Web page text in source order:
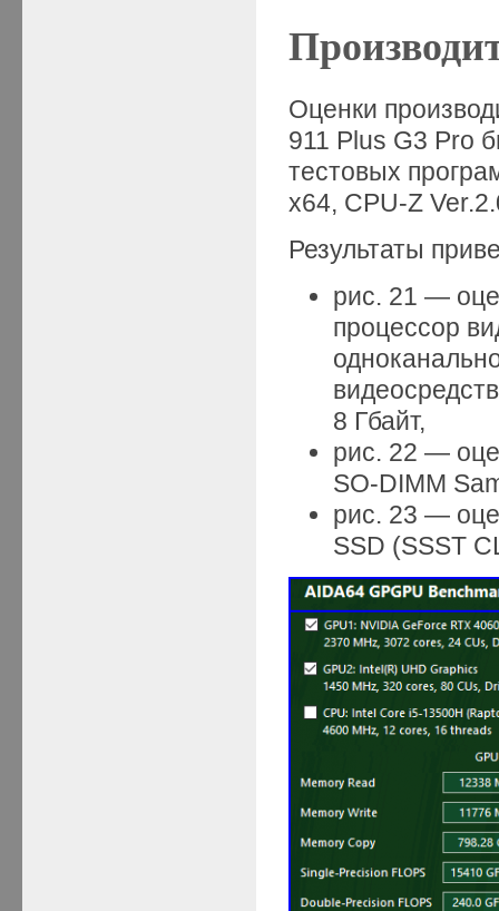
Оценки
911 Plus G3 Pro
тестовых
x64, CPU-Z
Результаты
рис. 21 —
процессор
8 Гбайт,
рис. 22 —
SO-DIMM
рис. 23 —
SSD (SSST